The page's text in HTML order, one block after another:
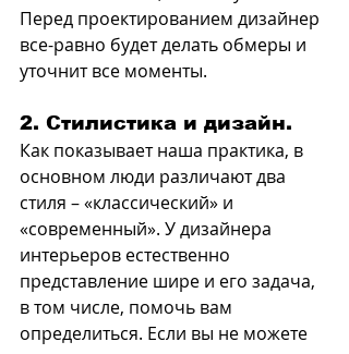
Перед проектированием дизайнер
все-равно будет делать обмеры и
уточнит все моменты.
2. Стилистика и дизайн.
Как показывает наша практика, в
основном люди различают два
стиля – «классический» и
«современный». У дизайнера
интерьеров естественно
представление шире и его задача,
в том числе, помочь вам
определиться. Если вы не можете